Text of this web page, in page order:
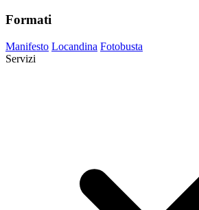
Formati
Manifesto Locandina Fotobusta
Servizi